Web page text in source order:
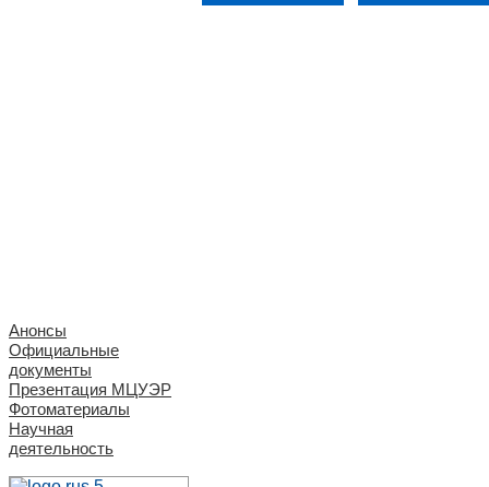
Анонсы
Официальные
документы
Презентация МЦУЭР
Фотоматериалы
Научная
деятельность